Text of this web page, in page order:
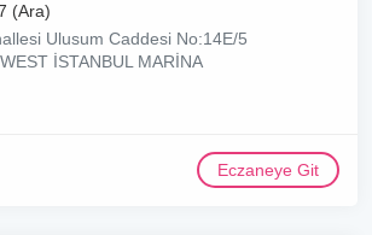
(Ara)
Ulusum Caddesi No:14E/5
İSTANBUL MARİNA
Eczaneye Git